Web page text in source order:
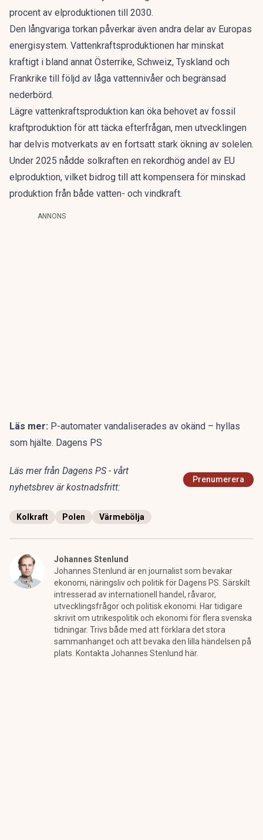
procent av elproduktionen till 2030.
Den långvariga torkan påverkar även andra delar av Europas
energisystem. Vattenkraftsproduktionen har minskat
kraftigt i bland annat Österrike, Schweiz, Tyskland och
Frankrike till följd av låga vattennivåer och begränsad
nederbörd.
Lägre vattenkraftsproduktion kan öka behovet av fossil
kraftproduktion för att täcka efterfrågan, men utvecklingen
har delvis motverkats av en fortsatt stark ökning av solelen.
Under 2025 nådde solkraften en rekordhög andel av EU
elproduktion, vilket bidrog till att kompensera för minskad
produktion från både vatten- och vindkraft.
ANNONS
Läs mer: P-automater vandaliserades av okänd – hyllas
som hjälte. Dagens PS
Läs mer från Dagens PS - vårt
nyhetsbrev är kostnadsfritt:
Prenumerera
Kolkraft Polen Värmebölja
Johannes Stenlund
Johannes Stenlund är en journalist som bevakar
ekonomi, näringsliv och politik för Dagens PS. Särskilt
intresserad av internationell handel, råvaror,
utvecklingsfrågor och politisk ekonomi. Har tidigare
skrivit om utrikespolitik och ekonomi för flera svenska
tidningar. Trivs både med att förklara det stora
sammanhanget och att bevaka den lilla händelsen på
plats. Kontakta Johannes Stenlund här.